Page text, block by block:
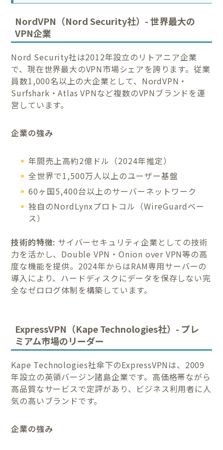
NordVPN（Nord Security社）- 世界最大の
VPN企業
Nord Security社は2012年設立のリトアニア企業
で、現在世界最大のVPN市場シェアを誇ります。従業
員数1,000名以上の大企業として、NordVPN・
Surfshark・Atlas VPNなど複数のVPNブランドを運
営しています。
企業の強み
年間売上高約2億ドル（2024年推定）
全世界で1,500万人以上のユーザー基盤
60ヶ国5,400台以上のサーバーネットワーク
独自のNordLynxプロトコル（WireGuardベー
ス）
技術的特徴: サイバーセキュリティ企業としての技術
力を活かし、Double VPN・Onion over VPN等の高
度な機能を提供。2024年からはRAM専用サーバーの
導入により、ハードディスクにデータを保存しない完
全なゼロログ体制を構築しています。
ExpressVPN（Kape Technologies社）- プレ
ミアム市場のリーダー
Kape Technologies社傘下のExpressVPNは、2009
年設立の英領バージン諸島企業です。高価格帯ながら
高品質なサービスで定評があり、ビジネス利用者に人
気の高いブランドです。
企業の強み